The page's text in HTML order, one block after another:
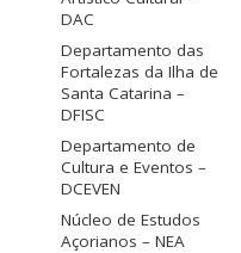
DAC
Departamento das
Fortalezas da Ilha de
Santa Catarina –
DFISC
Departamento de
Cultura e Eventos –
DCEVEN
Núcleo de Estudos
Açorianos – NEA